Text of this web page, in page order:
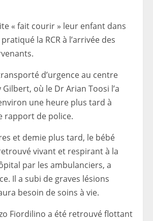
« fait courir » leur enfant dans
la RCR à l’arrivée des
d’urgence au centre
où le Dr Arian Toosi l’a
une heure plus tard à
rapport de police.
et demie plus tard, le bébé
vivant et respirant à la
par les ambulanciers, a
Il a subi de graves lésions
besoin de soins à vie.
Fiordilino a été retrouvé flottant